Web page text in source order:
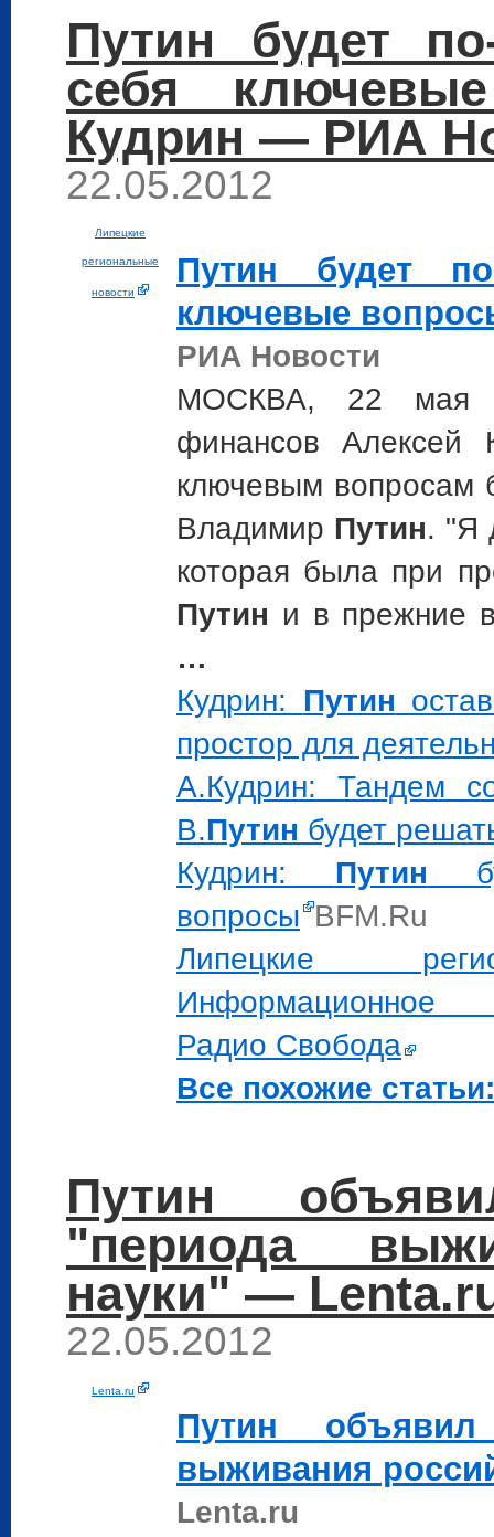
Путин будет
себя
Кудрин — РИА
22.05.2012
Липецкие
региональные
новости
Путин будет
ключевые
РИА Новости
МОСКВА, 22 мая
финансов Алексей
ключевым вопросам
Владимир Путин. "Я
которая была при
Путин и в прежние
…
Кудрин: Путин
простор для
А.Кудрин: Тандем
В.Путин будет
Кудрин: Путин
вопросы BFM.Ru
Липецкие
Информационное
Радио Свобода
Все похожие
Путин
"периода
науки" —
22.05.2012
Lenta.ru
Путин объявил
выживания
Lenta.ru